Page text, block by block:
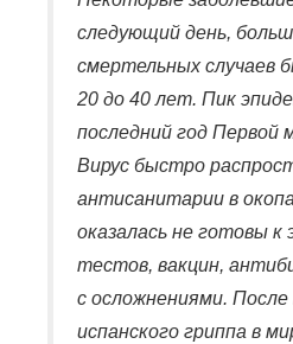
следующий день,
смертельных случаев
20 до 40 лет. Пик
последний год Первой
Вирус быстро
антисанитарии в
оказалась не готовы к
тестов, вакцин,
с осложнениями.
испанского гриппа в